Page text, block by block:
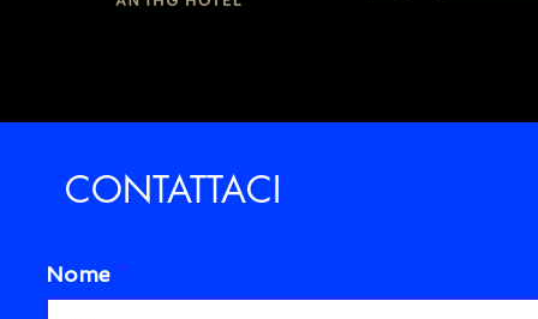
CONTATTACI
Nome